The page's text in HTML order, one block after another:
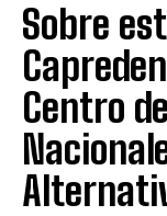
Sobre
Centro